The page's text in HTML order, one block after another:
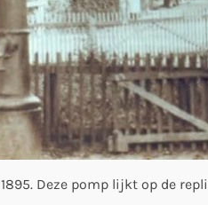
1895. Deze pomp lijkt op de